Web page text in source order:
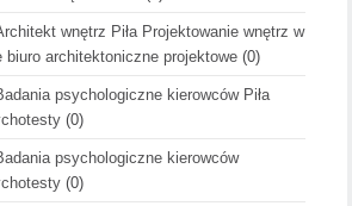
wnętrz Piła Projektowanie wnętrz w
biuro architektoniczne projektowe (0)
psychologiczne kierowców Piła
(0)
psychologiczne kierowców
(0)